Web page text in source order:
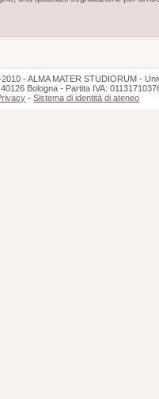
- ALMA MATER STUDIORUM -
Bologna - Partita IVA:
-Sistema di identità di ateneo